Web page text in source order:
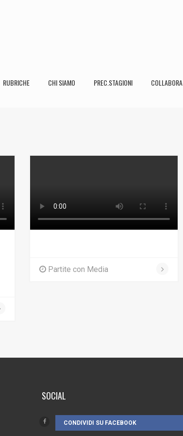
RUBRICHE CHI SIAMO PREC.STAGIONI COLLABORA
Partite con Media
SOCIAL
CONDIVIDI SU FACEBOOK